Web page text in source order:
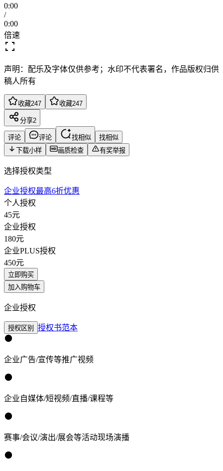
0:00
/
0:00
倍速
声明：配乐及字体仅供参考；水印不代表署名，作品版权归供
稿人所有
收藏247 收藏247
分享2
评论 评论 找相似
找相似
下载小样
画质检查 有奖举报
选择授权类型
企业授权最高6折优惠
个人授权
45元
企业授权
180元
企业PLUS授权
450元
立即购买
加入购物车
企业授权
授权区别 授权书范本
企业广告/宣传等推广视频
企业自媒体/短视频/直播/课程等
赛事/会议/演出/展会等活动现场演播